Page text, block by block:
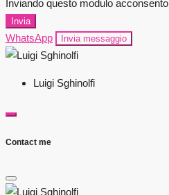
Inviando questo modulo acconsento
Invia
WhatsApp Invia messaggio
Luigi Sghinolfi
Contact me